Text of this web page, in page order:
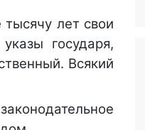
лет свои
государя,
Всякий